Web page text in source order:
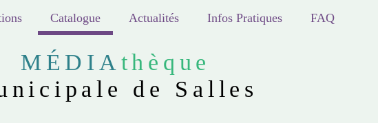
Catalogue Actualités Infos Pratiques FAQ
MÉDIA thèque
de Salles